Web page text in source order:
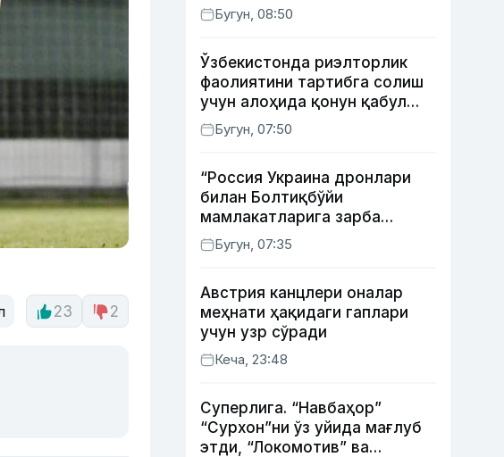
23 2
Бугун, 08:50
Ўзбекистонда риэлторлик
фаолиятини тартибга солиш
учун алоҳида қонун қабул
қилинди
Бугун, 07:50
“Россия Украина дронлари
билан Болтиқбўйи
мамлакатларига зарба
бермоқчи” — Литва мудофаа
вазири
Бугун, 07:35
Австрия канцлери оналар
меҳнати ҳақидаги гаплари
учун узр сўради
Кеча, 23:48
Суперлига. “Навбаҳор”
“Сурхон”ни ўз уйида мағлуб
этди, “Локомотив” ва